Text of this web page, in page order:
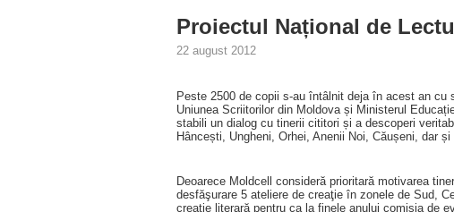
Proiectul Național de
22 august 2012
Peste 2500 de copii s-au întâlnit deja în acest an
Uniunea Scriitorilor din Moldova și Ministerul
stabili un dialog cu tinerii cititori și a descoperi
Hâncești, Ungheni, Orhei, Anenii Noi, Căușeni, dar
Deoarece Moldcell consideră prioritară motivarea
desfăşurare 5 ateliere de creaţie în zonele de Sud,
creație literară pentru ca la finele anului comisia de